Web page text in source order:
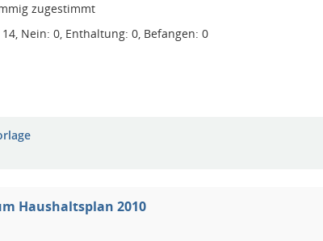
zugestimmt
14, Nein: 0, Enthaltung: 0, Befangen: 0
Haushaltsplan 2010